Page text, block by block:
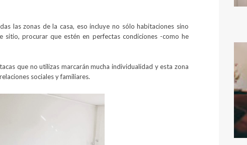
las zonas de la casa, eso incluye no sólo habitaciones sino
procurar que estén en perfectas condiciones -como he
que no utilizas marcarán mucha individualidad y esta zona
sociales y familiares.